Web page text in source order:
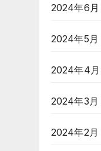
2024年6月
2024年5月
2024年4月
2024年3月
2024年2月